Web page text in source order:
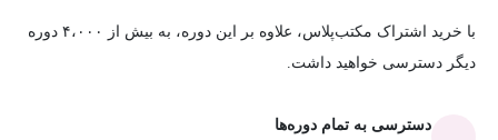
با خرید اشتراک مکتب‌پلاس، علاوه بر این دوره، به بیش از ۴،۰۰۰ دوره
دیگر دسترسی خواهید داشت.
دسترسی به تمام دوره‌ها